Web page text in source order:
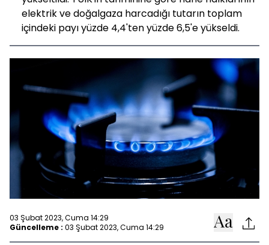
elektrik ve doğalgaza harcadığı tutarın toplam
içindeki payı yüzde 4,4'ten yüzde 6,5'e yükseldi.
03 Şubat 2023, Cuma 14:29
Güncelleme : 03 Şubat 2023, Cuma 14:29